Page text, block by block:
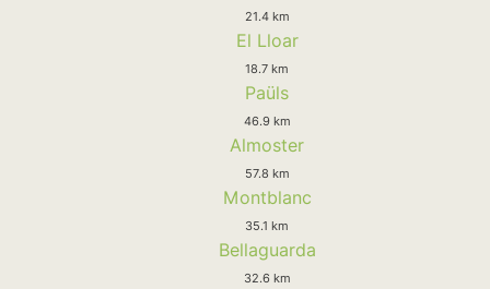
21.4 km
El Lloar
18.7 km
Paüls
46.9 km
Almoster
57.8 km
Montblanc
35.1 km
Bellaguarda
32.6 km